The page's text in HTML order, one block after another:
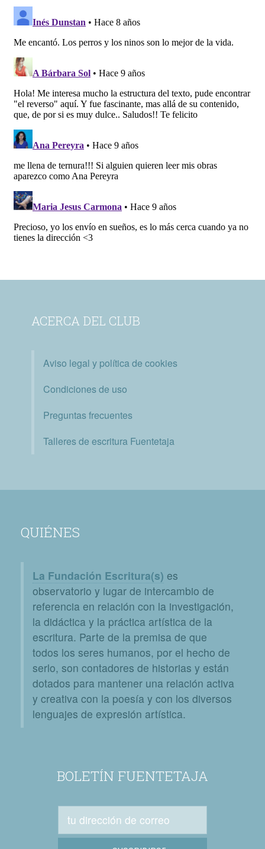
ACERCA DEL CLUB
Aviso legal y política de cookies
Condiciones de uso
Preguntas frecuentes
Talleres de escritura Fuentetaja
QUIÉNES
La Fundación Escritura(s) es
observatorio y lugar de intercambio de
referencia en relación con la investigación,
la didáctica y la práctica artística de la
escritura. Parte de la premisa de que
todos los seres humanos, por el hecho de
serlo, son contadores de historias y están
dotados para mantener una relación activa
y creativa con la poesía y con los diversos
lenguajes de expresión artística.
BOLETÍN FUENTETAJA